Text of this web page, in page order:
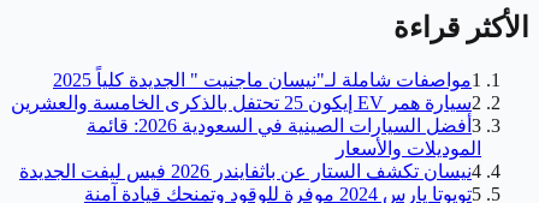
الأكثر قراءة
1مواصفات شاملة لـ"نيسان ماجنيت " الجديدة كلياً 2025
2سيارة همر EV إيكون 25 تحتفل بالذكرى الخامسة والعشرين
3
أفضل السيارات الصينية في السعودية 2026: قائمة
الموديلات والأسعار
4نيسان تكشف الستار عن باثفايندر 2026 فيس ليفت الجديدة
5تويوتا يارس 2024 موفرة للوقود وتمنحك قيادة آمنة